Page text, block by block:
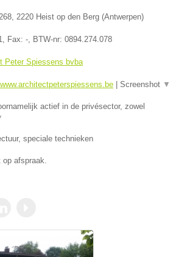
, 2220 Heist op den Berg (Antwerpen)
, Fax: -, BTW-nr: 0894.274.078
Peter Spiessens bvba
Screenshot ▼
actief in de privésector, zowel
speciale technieken
op afspraak.